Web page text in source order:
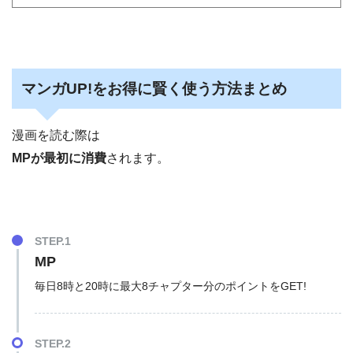
マンガUP!をお得に賢く使う方法まとめ
漫画を読む際は
MPが最初に消費されます。
STEP.1
MP
毎日8時と20時に最大8チャプター分のポイントをGET!
STEP.2